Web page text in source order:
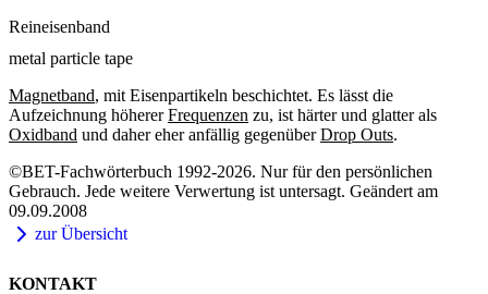
Reineisenband
metal particle tape
Magnetband, mit Eisenpartikeln beschichtet. Es lässt die
Aufzeichnung höhererFrequenzen zu, ist härter und glatter als
Oxidband und daher eher anfällig gegenüberDrop Outs.
©BET-Fachwörterbuch 1992-2026. Nur für den persönlichen
Gebrauch. Jede weitere Verwertung ist untersagt. Geändert am
09.09.2008
zur Übersicht
KONTAKT